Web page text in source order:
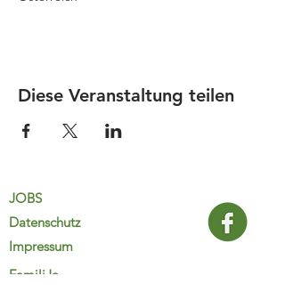
Diese Veranstaltung teilen
JOBS
Datenschutz
Impressum
FamiliJa